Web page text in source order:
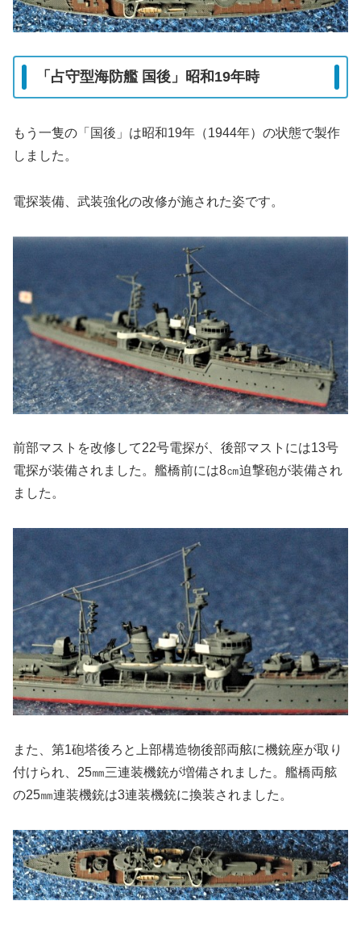
「占守型海防艦 国後」昭和19年時
もう一隻の「国後」は昭和19年（1944年）の状態で製作
しました。
電探装備、武装強化の改修が施された姿です。
前部マストを改修して22号電探が、後部マストには13号
電探が装備されました。艦橋前には8㎝迫撃砲が装備され
ました。
また、第1砲塔後ろと上部構造物後部両舷に機銃座が取り
付けられ、25㎜三連装機銃が増備されました。艦橋両舷
の25㎜連装機銃は3連装機銃に換装されました。